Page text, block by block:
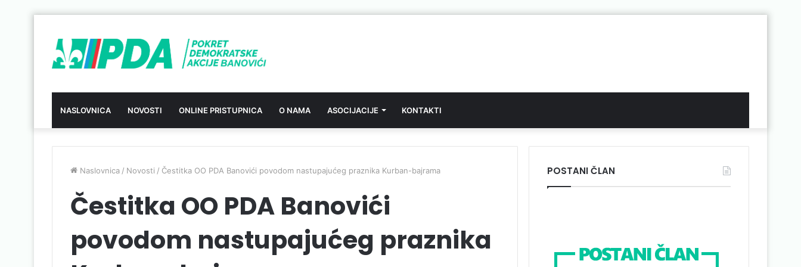
NASLOVNICA NOVOSTI ONLINE PRISTUPNICA O NAMA ASOCIJACIJE KONTAKTI
Naslovnica / Novosti / Čestitka OO PDA Banovići povodom nastupajućeg praznika Kurban-bajrama
Čestitka OO PDA Banovići
povodom nastupajućeg praznika
POSTANI ČLAN